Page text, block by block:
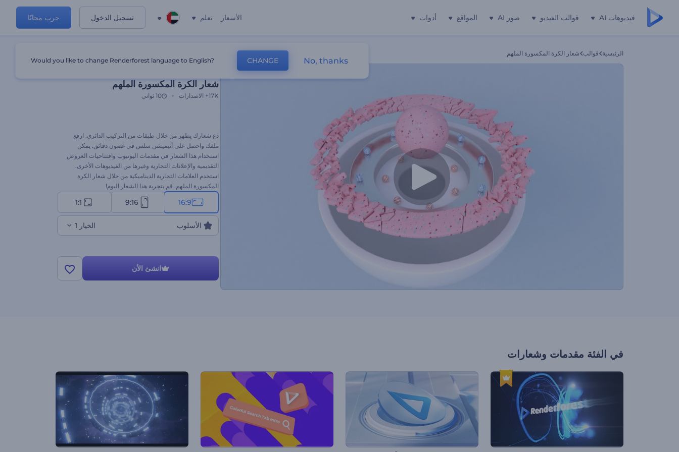
فيديوهات AI قوالب الفيديو صور AI المواقع أدوات الأسعار تعلم تسجيل الدخول جرب مجانًا
الرئيسية قوالب شعار الكرة المكسورة الملهم
شعار الكرة المكسورة الملهم
17K+ الاصدارات 10 ثواني
دع شعارك يظهر من خلال طبقات من التركيب الدائري. ارفع
ملفك واحصل على أنيميشن سلس في غضون دقائق. يمكن
استخدام هذا الشعار في مقدمات اليوتيوب وافتتاحيات العروض
التقديمية والإعلانات التجارية وغيرها من الفيديوهات الأخرى.
استخدم العلامات التجارية الديناميكية من خلال شعار الكرة
المكسورة الملهم. قم بتجربة هذا الشعار اليوم!
16:9
9:16
1:1
الأسلوب الخيار 1
انشئ الأن
في الفئة مقدمات وشعارات
Would you like to change Renderforest language to English? CHANGE No, thanks